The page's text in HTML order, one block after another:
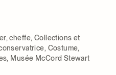
cheffe, Collections et
Costume,
Musée McCord Stewart